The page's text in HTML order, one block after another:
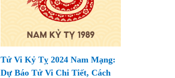
Tử Vi Kỷ Tỵ 2024 Nam Mạng:
Dự Báo Tử Vi Chi Tiết, Cách